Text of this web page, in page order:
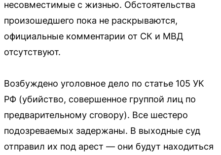
несовместимые с жизнью. Обстоятельства
произошедшего пока не раскрываются,
официальные комментарии от СК и МВД
отсутствуют.
Возбуждено уголовное дело по статье 105 УК
РФ (убийство, совершенное группой лиц по
предварительному сговору). Все шестеро
подозреваемых задержаны. В выходные суд
отправил их под арест — они будут находиться